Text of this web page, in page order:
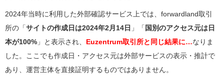
2024年当時に利用した外部確認サービス上では、forwardland取引
所の「サイトの作成日は2024年2月14日 」「 国別のアクセス元は日
本が100% 」と表示され、 Euzentrum取引所と同じ結果に…なりま
した。ここでも作成日・アクセス元は外部サービスの表示・推計で
あり、運営主体を直接証明するものではありません。